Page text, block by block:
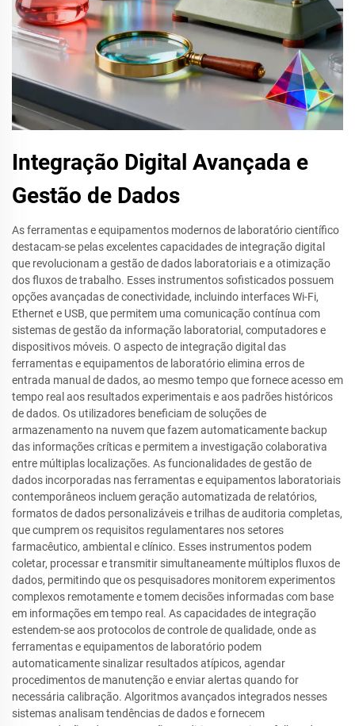
Integração Digital Avançada e
Gestão de Dados
As ferramentas e equipamentos modernos de laboratório científico
destacam-se pelas excelentes capacidades de integração digital
que revolucionam a gestão de dados laboratoriais e a otimização
dos fluxos de trabalho. Esses instrumentos sofisticados possuem
opções avançadas de conectividade, incluindo interfaces Wi-Fi,
Ethernet e USB, que permitem uma comunicação contínua com
sistemas de gestão da informação laboratorial, computadores e
dispositivos móveis. O aspecto de integração digital das
ferramentas e equipamentos de laboratório elimina erros de
entrada manual de dados, ao mesmo tempo que fornece acesso em
tempo real aos resultados experimentais e aos padrões históricos
de dados. Os utilizadores beneficiam de soluções de
armazenamento na nuvem que fazem automaticamente backup
das informações críticas e permitem a investigação colaborativa
entre múltiplas localizações. As funcionalidades de gestão de
dados incorporadas nas ferramentas e equipamentos laboratoriais
contemporâneos incluem geração automatizada de relatórios,
formatos de dados personalizáveis e trilhas de auditoria completas,
que cumprem os requisitos regulamentares nos setores
farmacêutico, ambiental e clínico. Esses instrumentos podem
coletar, processar e transmitir simultaneamente múltiplos fluxos de
dados, permitindo que os pesquisadores monitorem experimentos
complexos remotamente e tomem decisões informadas com base
em informações em tempo real. As capacidades de integração
estendem-se aos protocolos de controle de qualidade, onde as
ferramentas e equipamentos de laboratório podem
automaticamente sinalizar resultados atípicos, agendar
procedimentos de manutenção e enviar alertas quando for
necessária calibração. Algoritmos avançados integrados nesses
sistemas analisam tendências de dados e fornecem